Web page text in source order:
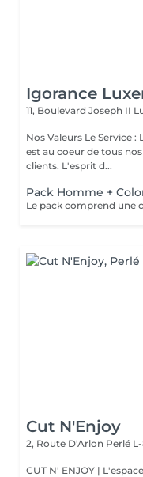
Igorance
11, Boulevard Joseph II
Nos Valeurs Le Service : L'excellence de la prestation de coiffure
est au coeur de tous
clients. L'esprit d...
Pack Homme +
Cut N'Enjoy
2, Route D'Arlon Perlé
CUT N' ENJOY | L'espace coiffure : .